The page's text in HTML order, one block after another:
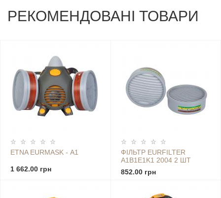
РЕКОМЕНДОВАНІ ТОВАРИ
ETNA EURMASK - А1
1 662.00 грн
ФІЛЬТР EURFILTER
A1B1E1K1 2004 2 ШТ
852.00 грн